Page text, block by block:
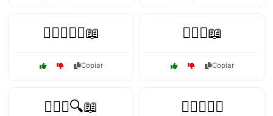
👨‍⚖️⚖️👩‍⚖️📖
Copiar
👨‍⚖️⚖️📖
Copiar
👨‍⚖️⚖️🔍📖 👨‍⚖️⚖️🕵️‍♀️